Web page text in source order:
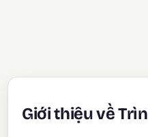
Giới thiệu về